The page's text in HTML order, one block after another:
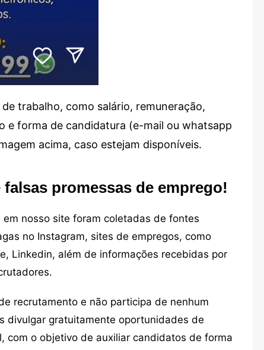
trabalho, como salário, remuneração,
e forma de candidatura (e-mail ou whatsapp
acima, caso estejam disponíveis.
promessas de emprego!
nosso site foram coletadas de fontes
no Instagram, sites de empregos, como
Linkedin, além de informações recebidas por
recrutamento e não participa de nenhum
divulgar gratuitamente oportunidades de
com o objetivo de auxiliar candidatos de forma